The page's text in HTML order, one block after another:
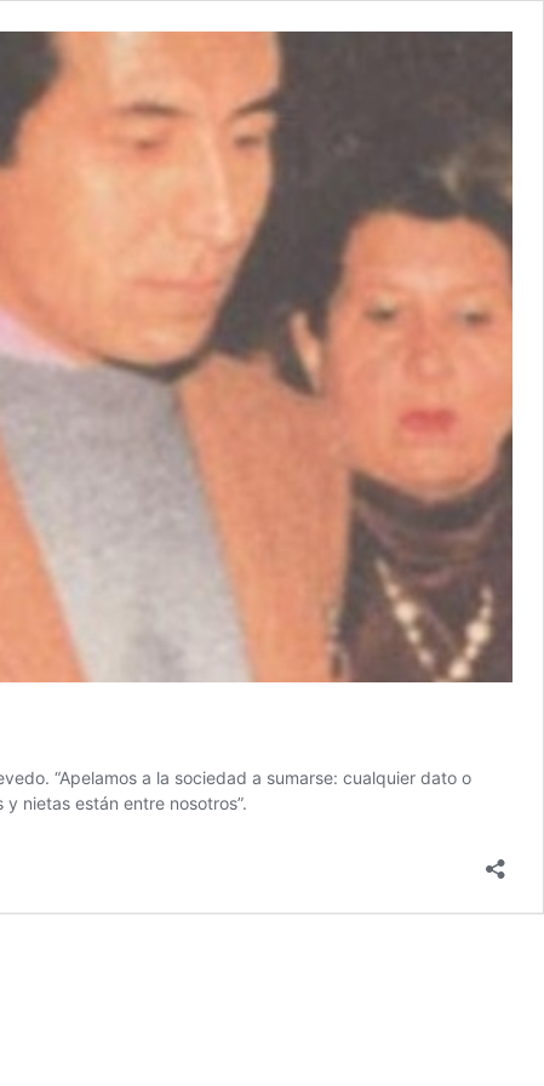
“Apelamos a la sociedad a sumarse: cualquier dato o
nietas están entre nosotros”.